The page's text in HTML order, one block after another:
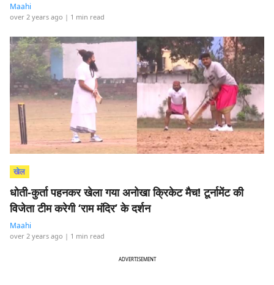
Maahi
over 2 years ago | 1 min read
खेल
धोती-कुर्ता पहनकर खेला गया अनोखा क्रिकेट मैच! टूर्नामेंट की
विजेता टीम करेगी ‘राम मंदिर’ के दर्शन
Maahi
over 2 years ago | 1 min read
ADVERTISEMENT